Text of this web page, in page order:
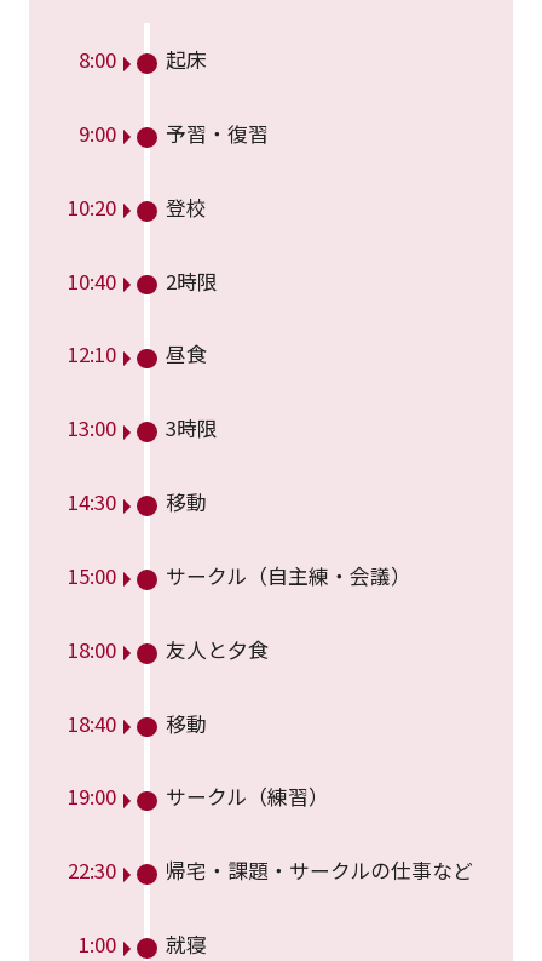
8:00 起床
9:00 予習・復習
10:20 登校
10:40 2時限
12:10 昼食
13:00 3時限
14:30 移動
15:00 サークル（自主練・会議）
18:00 友人と夕食
18:40 移動
19:00 サークル（練習）
22:30 帰宅・課題・サークルの仕事など
1:00 就寝